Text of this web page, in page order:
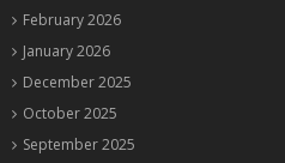
February 2026
January 2026
December 2025
October 2025
September 2025